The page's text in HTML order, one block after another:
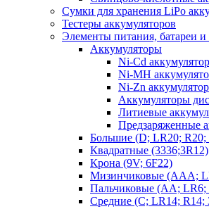
Сумки для хранения LiPo
Тестеры аккумуляторов
Элементы питания, батареи и
Аккумуляторы
Ni-Cd
Ni-MH
Ni-Zn
Аккумуляторы
Литиевые
Предзаряженные
Большие (D; LR20; R20;
Квадратные (3336;3R12)
Крона (9V; 6F22)
Мизинчиковые (AAA;
Пальчиковые (AA; LR6;
Средние (C; LR14; R14;